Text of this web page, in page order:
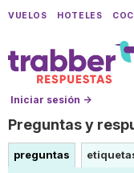
VUELOS HOTELES
Iniciar sesión →
Preguntas y
preguntas